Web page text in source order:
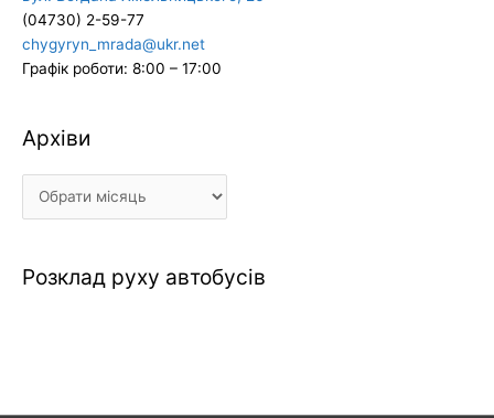
(04730) 2-59-77
chygyryn_mrada@ukr.net
Графік роботи: 8:00 – 17:00
Архіви
Архіви
Розклад руху автобусів